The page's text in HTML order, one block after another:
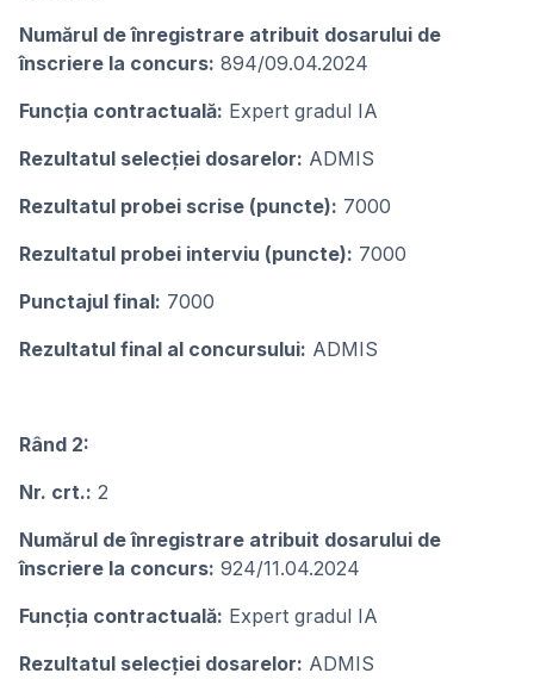
Numărul de înregistrare atribuit dosarului de
înscriere la concurs: 894/09.04.2024
Funcția contractuală: Expert gradul IA
Rezultatul selecției dosarelor: ADMIS
Rezultatul probei scrise (puncte): 7000
Rezultatul probei interviu (puncte): 7000
Punctajul final: 7000
Rezultatul final al concursului: ADMIS
Rând 2:
Nr. crt.: 2
Numărul de înregistrare atribuit dosarului de
înscriere la concurs: 924/11.04.2024
Funcția contractuală: Expert gradul IA
Rezultatul selecției dosarelor: ADMIS